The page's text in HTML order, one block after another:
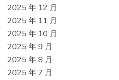
2025 年 12 月
2025 年 11 月
2025 年 10 月
2025 年 9 月
2025 年 8 月
2025 年 7 月